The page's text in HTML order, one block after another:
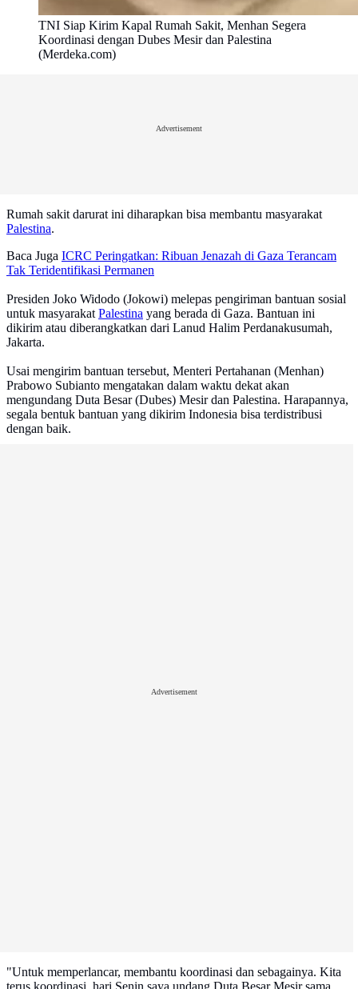
TNI Siap Kirim Kapal Rumah Sakit, Menhan Segera
Koordinasi dengan Dubes Mesir dan Palestina
(Merdeka.com)
Advertisement
Rumah sakit darurat ini diharapkan bisa membantu masyarakat
Palestina.
Baca Juga ICRC Peringatkan: Ribuan Jenazah di Gaza Terancam
Tak Teridentifikasi Permanen
Presiden Joko Widodo (Jokowi) melepas pengiriman bantuan sosial
untuk masyarakatPalestina yang berada di Gaza. Bantuan ini
dikirim atau diberangkatkan dari Lanud Halim Perdanakusumah,
Jakarta.
Usai mengirim bantuan tersebut, Menteri Pertahanan (Menhan)
Prabowo Subianto mengatakan dalam waktu dekat akan
mengundang Duta Besar (Dubes) Mesir dan Palestina. Harapannya,
segala bentuk bantuan yang dikirim Indonesia bisa terdistribusi
dengan baik.
Advertisement
"Untuk memperlancar, membantu koordinasi dan sebagainya. Kita